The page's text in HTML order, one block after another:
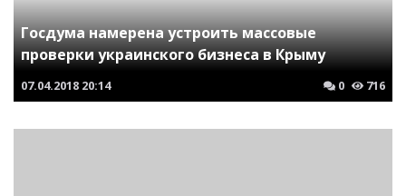
Госдума намерена устроить массовые
проверки украинского бизнеса в Крыму
07.04.2018 20:14 0 716